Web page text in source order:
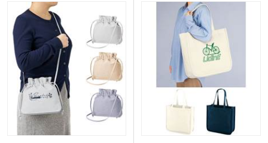
購入特典におすすめです。
ロゴやイラストが映えるのでオリジナル
バッグの制作におすすめです。印刷面が
広く1色・フルカラー印刷に対応してい
ます。PR効果抜群です。